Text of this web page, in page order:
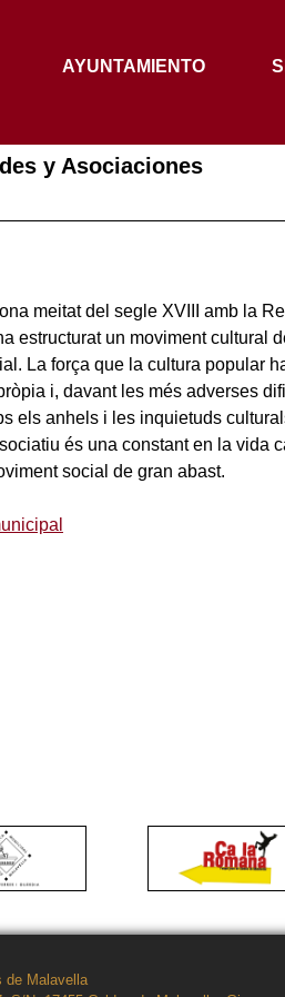
AYUNTAMIENTO
y Asociaciones
meitat del segle XVIII amb la
estructurat un moviment
La força que la cultura popular
i, davant les més adverses
els anhels i les inquietuds
és una constant en la
social de gran abast.
de Malavella